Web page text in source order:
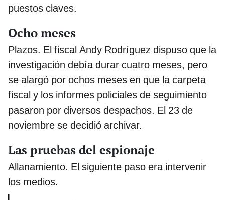
puestos claves.
Ocho meses
Plazos. El fiscal Andy Rodríguez dispuso que la
investigación debía durar cuatro meses, pero
se alargó por ochos meses en que la carpeta
fiscal y los informes policiales de seguimiento
pasaron por diversos despachos. El 23 de
noviembre se decidió archivar.
Las pruebas del espionaje
Allanamiento. El siguiente paso era intervenir
los medios.